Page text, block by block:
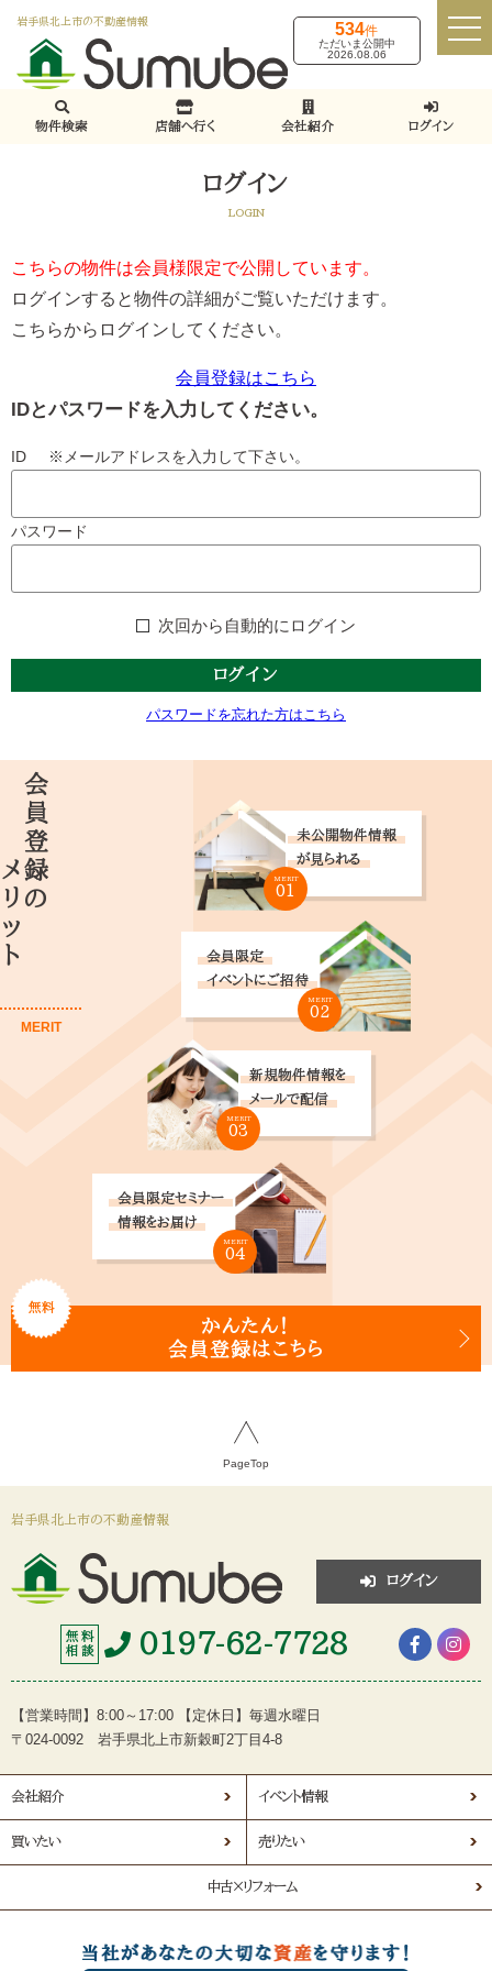
岩手県北上市の不動産情報 534件
ただいま公開中
2026.08.06
物件検索 店舗へ行く 会社紹介 ログイン
ログイン
LOGIN
こちらの物件は会員様限定で公開しています。
ログインすると物件の詳細がご覧いただけます。
こちらからログインしてください。
会員登録はこちら
IDとパスワードを入力してください。
ID ※メールアドレスを入力して下さい。
パスワード
次回から自動的にログイン
ログイン
パスワードを忘れた方はこちら
会員登録の
ト
MERIT
未公開物件情報
が見られる
MERIT
01
会員限定
イベントにご招待
MERIT
02
新規物件情報を
メールで配信
MERIT
03
会員限定セミナー
情報をお届け
MERIT
04
かんたん！
会員登録はこちら
無料
PageTop
岩手県北上市の不動産情報
ログイン
無 料
相 談
0197-62-7728
【営業時間】8:00～17:00 【定休日】毎週水曜日
〒024-0092 岩手県北上市新穀町2丁目4-8
会社紹介 イベント情報
買いたい 売りたい
中古×リフォーム